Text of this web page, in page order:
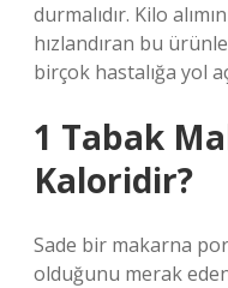
durmalıdır. Kilo
hızlandıran bu
birçok hastalığa yol
1 Tabak
Kaloridir?
Sade bir makarna
olduğunu merak